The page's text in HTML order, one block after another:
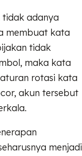
tidak adanya
membuat kata
tidak
maka kata
rotasi kata
akun tersebut
menjadi